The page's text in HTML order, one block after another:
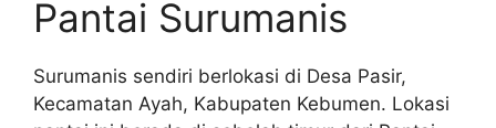
Pantai Surumanis
Surumanis sendiri berlokasi di Desa Pasir,
Kecamatan Ayah, Kabupaten Kebumen. Lokasi